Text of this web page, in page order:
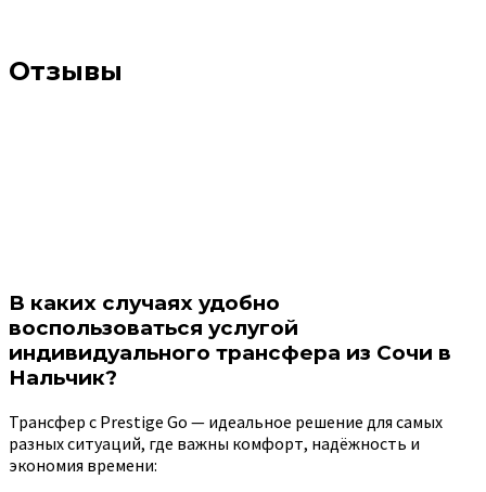
Отзывы
В каких случаях удобно
воспользоваться услугой
индивидуального трансфера из Сочи в
Нальчик?
Трансфер с Prestige Go — идеальное решение для самых
разных ситуаций, где важны комфорт, надёжность и
экономия времени: